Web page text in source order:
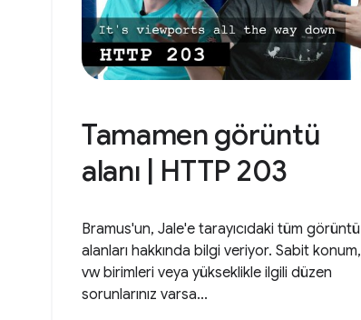
Tamamen görüntü
alanı | HTTP 203
Bramus'un, Jale'e tarayıcıdaki tüm görüntü
alanları hakkında bilgi veriyor. Sabit konum,
vw birimleri veya yükseklikle ilgili düzen
sorunlarınız varsa...